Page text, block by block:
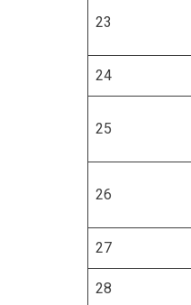
23
24
25
26
27
28